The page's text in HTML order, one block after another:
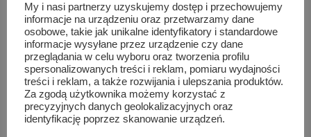
TAG LIST MARCIN PAWLAK
MEMORIAŁ IM. MARCINA PAWLAKA
My i nasi partnerzy uzyskujemy dostęp i przechowujemy
informacje na urządzeniu oraz przetwarzamy dane
osobowe, takie jak unikalne identyfikatory i standardowe
informacje wysyłane przez urządzenie czy dane
przeglądania w celu wyboru oraz tworzenia profilu
spersonalizowanych treści i reklam, pomiaru wydajności
treści i reklam, a także rozwijania i ulepszania produktów.
Za zgodą użytkownika możemy korzystać z
precyzyjnych danych geolokalizacyjnych oraz
identyfikację poprzez skanowanie urządzeń.